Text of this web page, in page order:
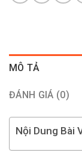
MÔ TẢ
ĐÁNH GIÁ (0)
Nội Dung Bài